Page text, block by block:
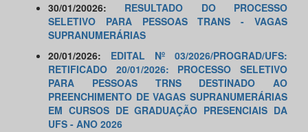
30/01/20026: RESULTADO DO PROCESSO
SELETIVO PARA PESSOAS TRANS - VAGAS
SUPRANUMERÁRIAS
20/01/2026: EDITAL Nº 03/2026/PROGRAD/UFS:
RETIFICADO 20/01/2026: PROCESSO SELETIVO
PARA PESSOAS TRNS DESTINADO AO
PREENCHIMENTO DE VAGAS SUPRANUMERÁRIAS
EM CURSOS DE GRADUAÇÃO PRESENCIAIS DA
UFS - ANO 2026